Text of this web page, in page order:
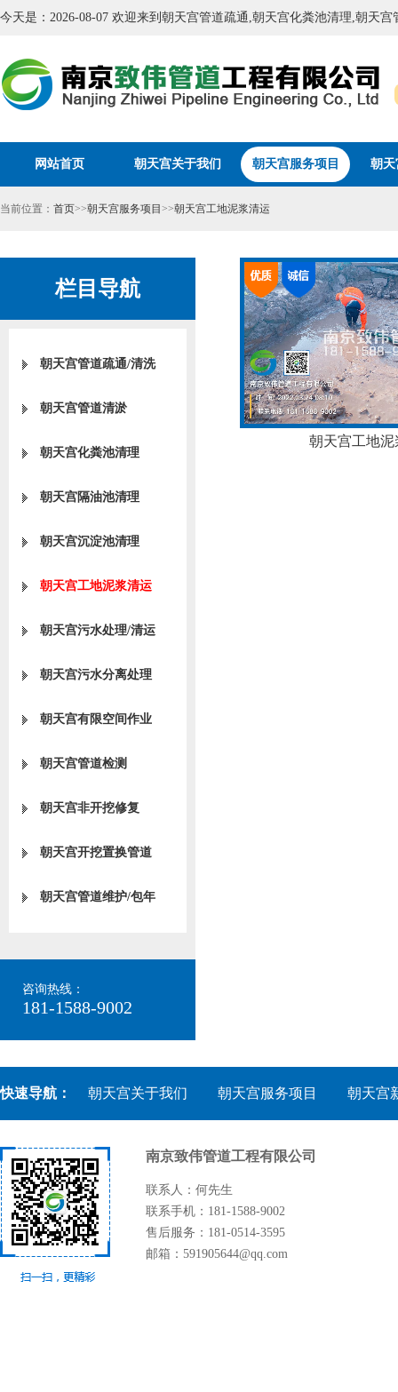
今天是：2026-08-07 欢迎来到朝天宫管道疏通,朝天宫化粪池清理,朝天
网站首页 朝天宫关于我们 朝天宫服务项目 朝天
当前位置： 首页>>朝天宫服务项目 >>朝天宫工地泥浆清运
栏目导航
朝天宫管道疏通/清洗
朝天宫管道清淤
朝天宫化粪池清理
朝天宫隔油池清理
朝天宫沉淀池清理
朝天宫工地泥浆清运
朝天宫污水处理/清运
朝天宫污水分离处理
朝天宫有限空间作业
朝天宫管道检测
朝天宫非开挖修复
朝天宫开挖置换管道
朝天宫管道维护/包年
咨询热线：
181-1588-9002
朝天宫工地泥
快速导航： 朝天宫关于我们 朝天宫服务项目 朝天宫
南京致伟管道工程有限公司
联系人：何先生
联系手机：181-1588-9002
售后服务：181-0514-3595
邮箱：591905644@qq.com